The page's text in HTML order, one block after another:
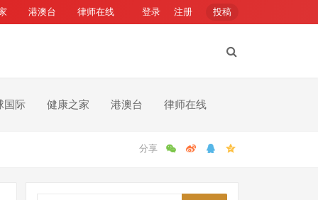
港澳台 律师在线 登录 注册 投稿
国际 健康之家 港澳台 律师在线